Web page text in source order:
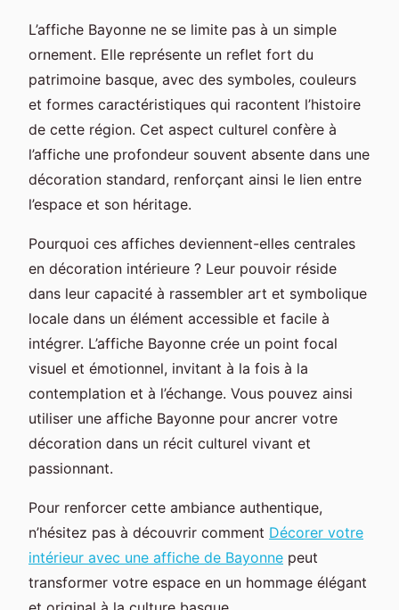
L’affiche Bayonne ne se limite pas à un simple
ornement. Elle représente un reflet fort du
patrimoine basque, avec des symboles, couleurs
et formes caractéristiques qui racontent l’histoire
de cette région. Cet aspect culturel confère à
l’affiche une profondeur souvent absente dans une
décoration standard, renforçant ainsi le lien entre
l’espace et son héritage.
Pourquoi ces affiches deviennent-elles centrales
en décoration intérieure ? Leur pouvoir réside
dans leur capacité à rassembler art et symbolique
locale dans un élément accessible et facile à
intégrer. L’affiche Bayonne crée un point focal
visuel et émotionnel, invitant à la fois à la
contemplation et à l’échange. Vous pouvez ainsi
utiliser une affiche Bayonne pour ancrer votre
décoration dans un récit culturel vivant et
passionnant.
Pour renforcer cette ambiance authentique,
n’hésitez pas à découvrir comment Décorer votre
intérieur avec une affiche de Bayonne peut
transformer votre espace en un hommage élégant